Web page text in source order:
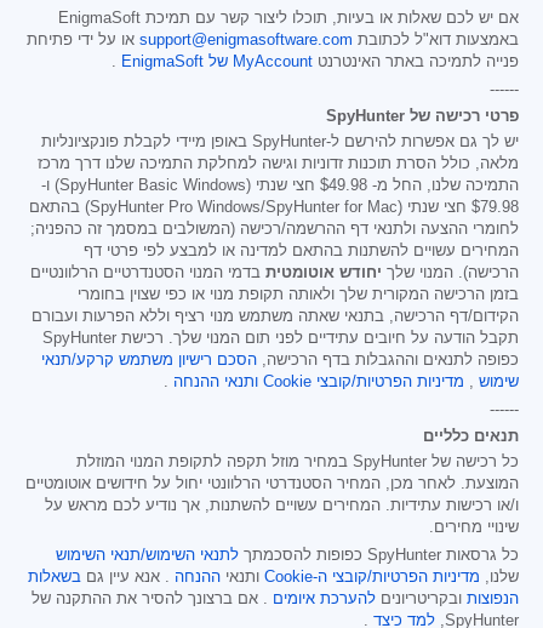
אם יש לכם שאלות או בעיות, תוכלו ליצור קשר עם תמיכת EnigmaSoft
באמצעות דוא"ל לכתובת support@enigmasoftware.com או על ידי פתיחת
פנייה לתמיכה באתר האינטרנט MyAccount של EnigmaSoft
.
------
פרטי רכישה של SpyHunter
יש לך גם אפשרות להירשם ל-SpyHunter באופן מיידי לקבלת פונקציונליות
מלאה, כולל הסרת תוכנות זדוניות וגישה למחלקת התמיכה שלנו דרך מרכז
התמיכה שלנו, החל מ- $49.98 חצי שנתי (SpyHunter Basic Windows) ו-
$79.98
חצי שנתי (SpyHunter Pro Windows/SpyHunter for Mac) בהתאם
לחומרי ההצעה ולתנאי דף ההרשמה/רכישה (המשולבים במסמך זה כהפניה;
המחירים עשויים להשתנות בהתאם למדינה או למבצע לפי פרטי דף
הרכישה). המנוי שלך יחודש אוטומטית בדמי המנוי הסטנדרטיים הרלוונטיים
בזמן הרכישה המקורית שלך ולאותה תקופת מנוי או כפי שצוין בחומרי
הקידום/דף הרכישה, בתנאי שאתה משתמש מנוי רציף וללא הפרעות ועבורם
תקבל הודעה על חיובים עתידיים לפני תום המנוי שלך. רכישת SpyHunter
כפופה לתנאים וההגבלות בדף הרכישה, הסכם רישיון משתמש קרקע/תנאי
שימוש , מדיניות הפרטיות/קובצי Cookie ותנאי ההנחה .
------
תנאים כלליים
כל רכישה של SpyHunter במחיר מוזל תקפה לתקופת המנוי המוזלת
המוצעת. לאחר מכן, המחיר הסטנדרטי הרלוונטי יחול על חידושים אוטומטיים
ו/או רכישות עתידיות. המחירים עשויים להשתנות, אך נודיע לכם מראש על
שינויי מחירים.
כל גרסאות SpyHunter כפופות להסכמתך
לתנאי השימוש/תנאי השימוש
שלנו, מדיניות הפרטיות/קובצי ה-Cookie ותנאי ההנחה . אנא עיין גם בשאלות
הנפוצות ובקריטריונים להערכת איומים . אם ברצונך להסיר את ההתקנה של
SpyHunter, למד כיצד .